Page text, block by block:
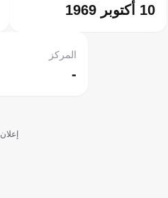
10 أكتوبر 1969
-
المركز
إعلان